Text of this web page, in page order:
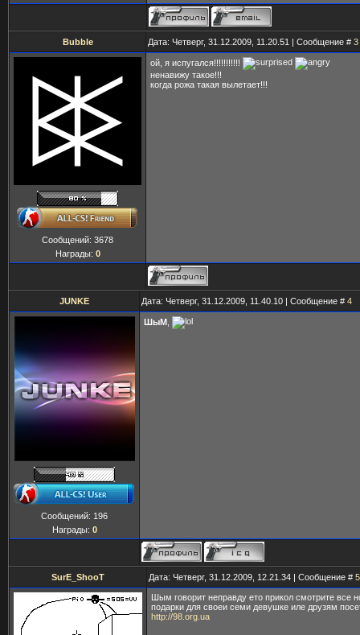
Bubble Дата: Четверг, 31.12.2009, 11.20.51 | Сообщение # 3
Сообщений: 3678
Награды: 0
ой, я испугался!!!!!!!!!!!
ненавижу такое!!!
когда рожа такая вылетает!!!
JUNKE Дата: Четверг, 31.12.2009, 11.40.10 | Сообщение # 4
Сообщений: 196
Награды: 0
ШыМ
SurE_ShooT Дата: Четверг, 31.12.2009, 12.21.34 | Сообщение # 5
Шым говорит неправду ето прикол смотрите все
подарки для своеи семи девушке иле друзям
http://98.org.ua